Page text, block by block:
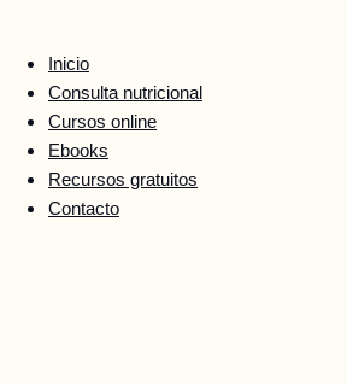
contenido
Inicio
Consulta nutricional
Cursos online
Ebooks
Recursos gratuitos
Contacto